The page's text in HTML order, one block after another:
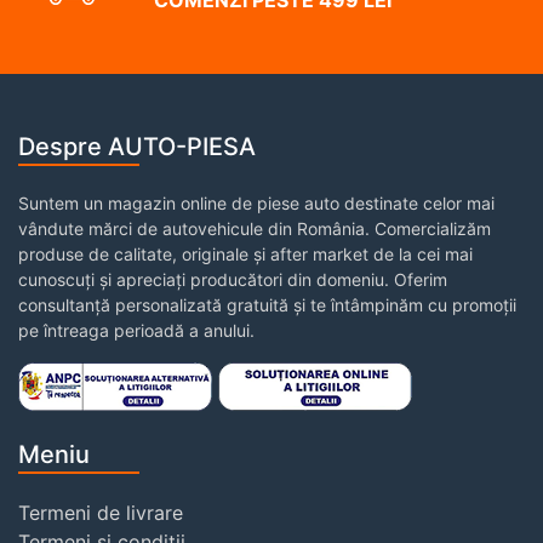
Despre AUTO-PIESA
Suntem un magazin online de piese auto destinate celor mai
vândute mărci de autovehicule din România. Comercializăm
produse de calitate, originale și after market de la cei mai
cunoscuți și apreciați producători din domeniu. Oferim
consultanță personalizată gratuită și te întâmpinăm cu promoții
pe întreaga perioadă a anului.
Meniu
Termeni de livrare